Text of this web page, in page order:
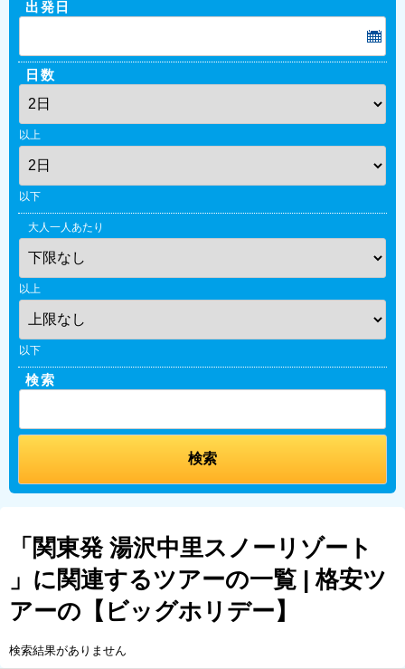
出発日
日数
以上
以下
大人一人あたり
以上
以下
検索
「関東発 湯沢中里スノーリゾート
」に関連するツアーの一覧 | 格安ツ
アーの【ビッグホリデー】
検索結果がありません